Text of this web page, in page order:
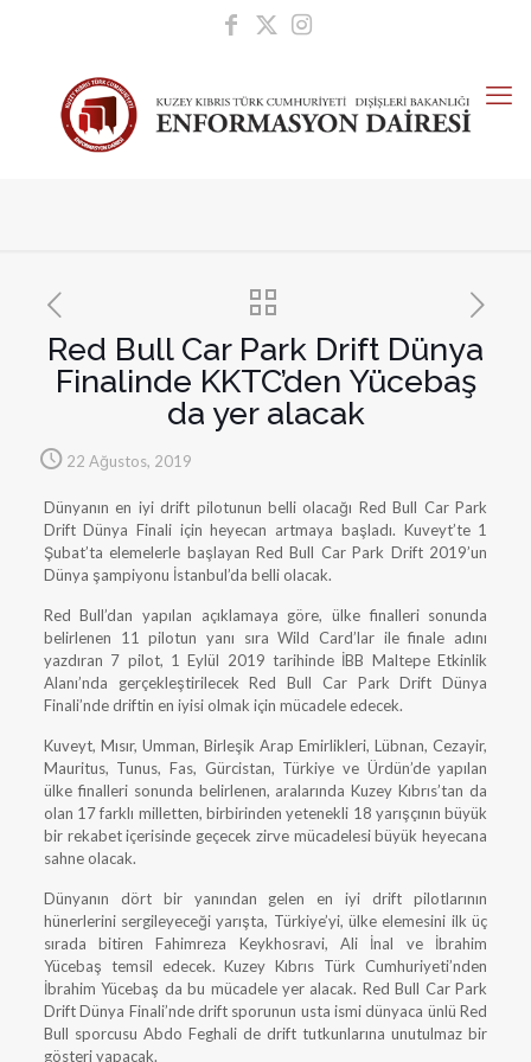
Red Bull Car Park Drift Dünya
Finalinde KKTC’den Yücebaş
da yer alacak
22 Ağustos, 2019
Dünyanın en iyi drift pilotunun belli olacağı Red Bull Car Park
Drift Dünya Finali için heyecan artmaya başladı. Kuveyt’te 1
Şubat’ta elemelerle başlayan Red Bull Car Park Drift 2019’un
Dünya şampiyonu İstanbul’da belli olacak.
Red Bull’dan yapılan açıklamaya göre, ülke finalleri sonunda
belirlenen 11 pilotun yanı sıra Wild Card’lar ile finale adını
yazdıran 7 pilot, 1 Eylül 2019 tarihinde İBB Maltepe Etkinlik
Alanı’nda gerçekleştirilecek Red Bull Car Park Drift Dünya
Finali’nde driftin en iyisi olmak için mücadele edecek.
Kuveyt, Mısır, Umman, Birleşik Arap Emirlikleri, Lübnan, Cezayir,
Mauritus, Tunus, Fas, Gürcistan, Türkiye ve Ürdün’de yapılan
ülke finalleri sonunda belirlenen, aralarında Kuzey Kıbrıs’tan da
olan 17 farklı milletten, birbirinden yetenekli 18 yarışçının büyük
bir rekabet içerisinde geçecek zirve mücadelesi büyük heyecana
sahne olacak.
Dünyanın dört bir yanından gelen en iyi drift pilotlarının
hünerlerini sergileyeceği yarışta, Türkiye’yi, ülke elemesini ilk üç
sırada bitiren Fahimreza Keykhosravi, Ali İnal ve İbrahim
Yücebaş temsil edecek. Kuzey Kıbrıs Türk Cumhuriyeti’nden
İbrahim Yücebaş da bu mücadele yer alacak. Red Bull Car Park
Drift Dünya Finali’nde drift sporunun usta ismi dünyaca ünlü Red
Bull sporcusu Abdo Feghali de drift tutkunlarına unutulmaz bir
gösteri yapacak.